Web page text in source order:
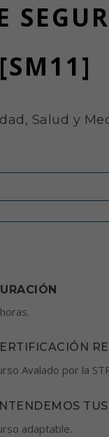
Salud y
Avalado por la
adaptable.